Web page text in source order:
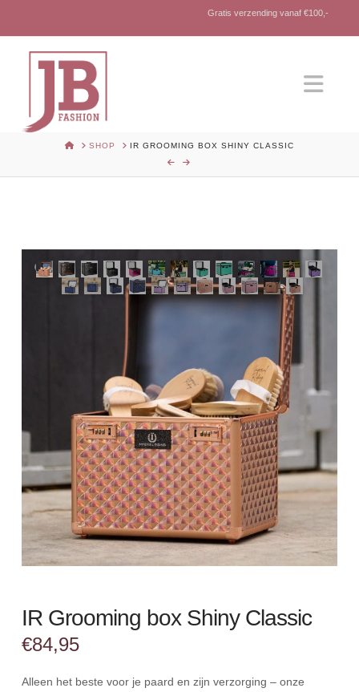
Gratis verzending vanaf €100,-
HOMESHOP IR GROOMING BOX SHINY CLASSIC
IR Grooming box Shiny Classic
€84,95
Alleen het beste voor je paard en zijn verzorging – onze